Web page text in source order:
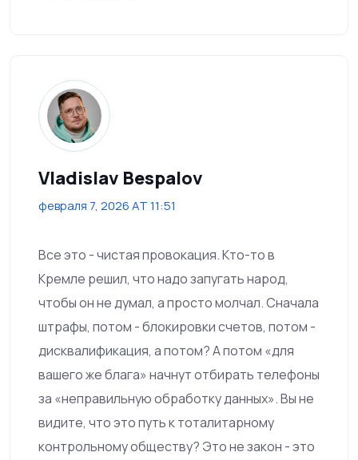
Vladislav Bespalov
февраля 7, 2026 AT 11:51
Все это - чистая провокация. Кто-то в
Кремле решил, что надо запугать народ,
чтобы он не думал, а просто молчал. Сначала
штрафы, потом - блокировки счетов, потом -
дисквалификация, а потом? А потом «для
вашего же блага» начнут отбирать телефоны
за «неправильную обработку данных». Вы не
видите, что это путь к тоталитарному
контрольному обществу? Это не закон - это